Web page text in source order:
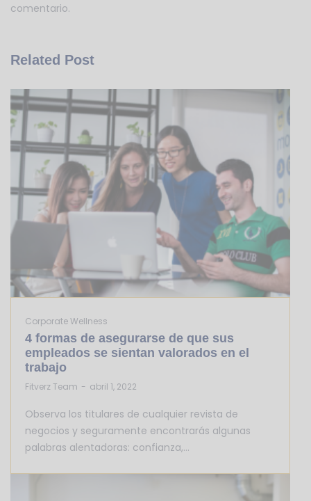
comentario.
Related Post
Corporate Wellness
4 formas de asegurarse de que sus
empleados se sientan valorados en el
trabajo
by
Fitverz Team abril 1, 2022
Observa los titulares de cualquier revista de
negocios y seguramente encontrarás algunas
palabras alentadoras: confianza,…